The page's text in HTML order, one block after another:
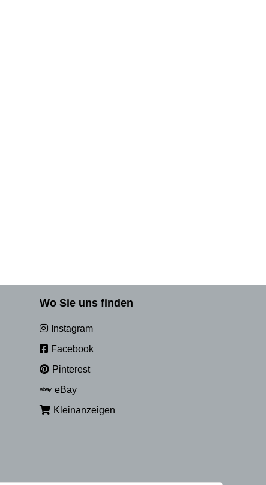
Wo Sie uns finden
Instagram
Facebook
Pinterest
eBay
Kleinanzeigen